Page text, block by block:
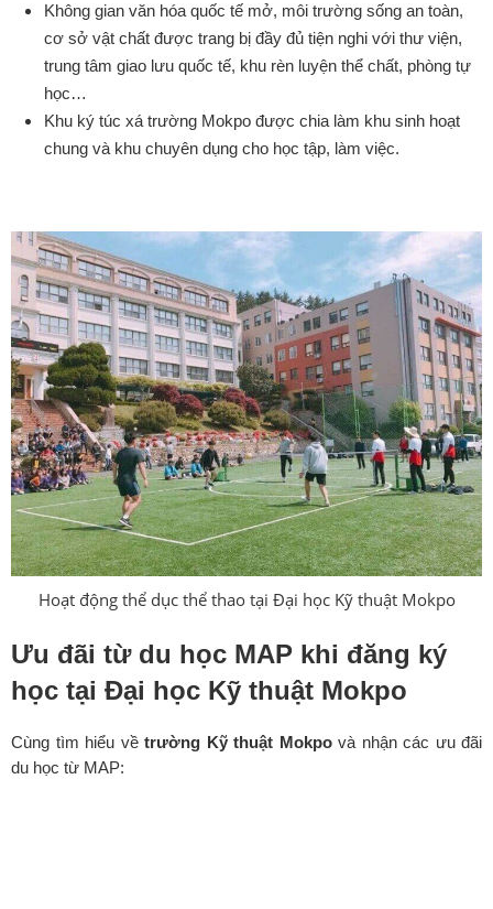
Không gian văn hóa quốc tế mở, môi trường sống an toàn,
cơ sở vật chất được trang bị đầy đủ tiện nghi với thư viện,
trung tâm giao lưu quốc tế, khu rèn luyện thể chất, phòng tự
học…
Khu ký túc xá trường Mokpo được chia làm khu sinh hoạt
chung và khu chuyên dụng cho học tập, làm việc.
Hoạt động thể dục thể thao tại Đại học Kỹ thuật Mokpo
Ưu đãi từ du học MAP khi đăng ký
học tại Đại học Kỹ thuật Mokpo
Cùng tìm hiểu về trường Kỹ thuật Mokpovà nhận các ưu đãi
du học từ MAP: